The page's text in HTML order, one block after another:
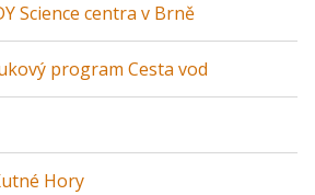
Science centra v Brně
program Cesta vod
Hory